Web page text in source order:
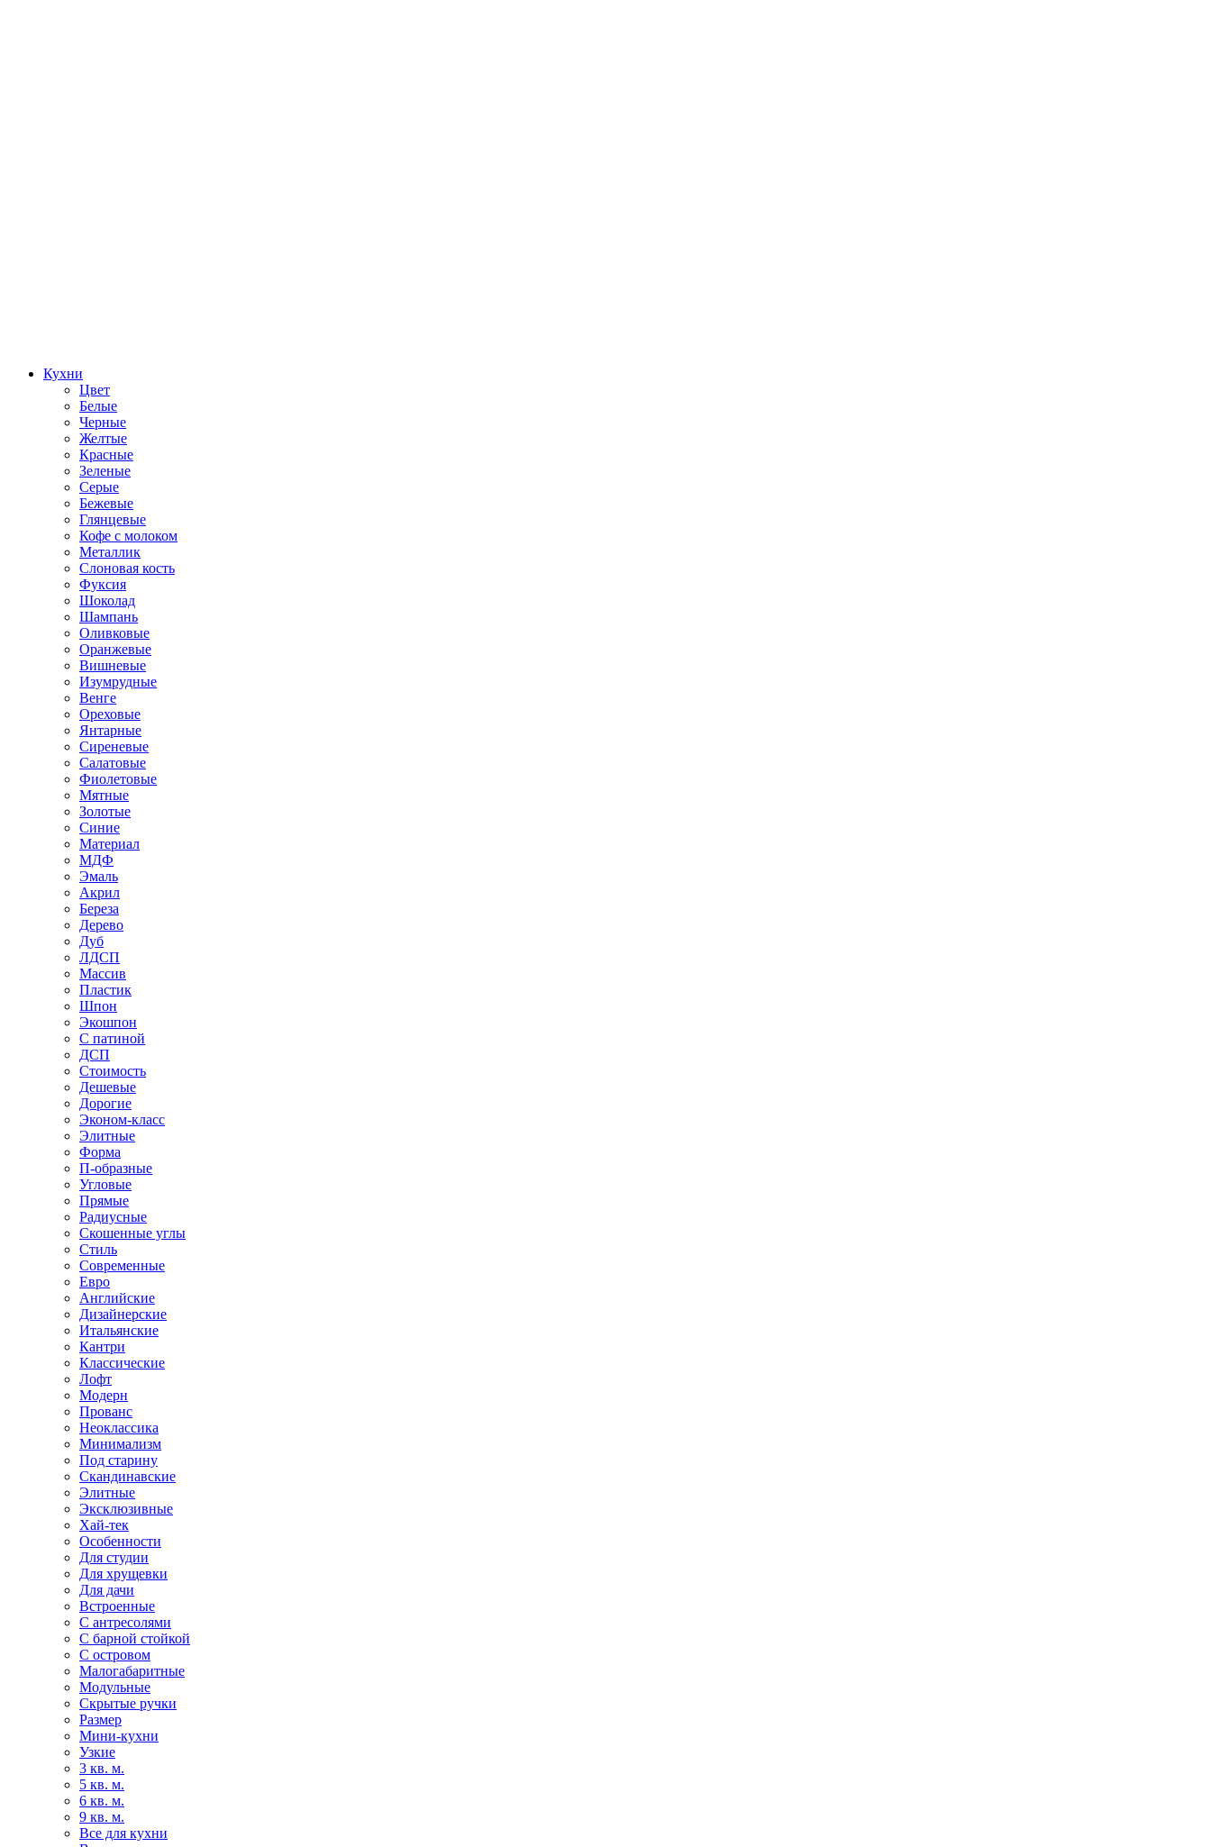
Кухни
Цвет
Белые
Черные
Желтые
Красные
Зеленые
Серые
Бежевые
Глянцевые
Кофе с молоком
Металлик
Слоновая кость
Фуксия
Шоколад
Шампань
Оливковые
Оранжевые
Вишневые
Изумрудные
Венге
Ореховые
Янтарные
Сиреневые
Салатовые
Фиолетовые
Мятные
Золотые
Синие
Материал
МДФ
Эмаль
Акрил
Береза
Дерево
Дуб
ЛДСП
Массив
Пластик
Шпон
Экошпон
С патиной
ДСП
Стоимость
Дешевые
Дорогие
Эконом-класс
Элитные
Форма
П-образные
Угловые
Прямые
Радиусные
Скошенные углы
Стиль
Современные
Евро
Английские
Дизайнерские
Итальянские
Кантри
Классические
Лофт
Модерн
Прованс
Неоклассика
Минимализм
Под старину
Скандинавские
Элитные
Эксклюзивные
Хай-тек
Особенности
Для студии
Для хрущевки
Для дачи
Встроенные
С антресолями
С барной стойкой
С островом
Малогабаритные
Модульные
Скрытые ручки
Размер
Мини-кухни
Узкие
3 кв. м.
5 кв. м.
6 кв. м.
9 кв. м.
Все для кухни